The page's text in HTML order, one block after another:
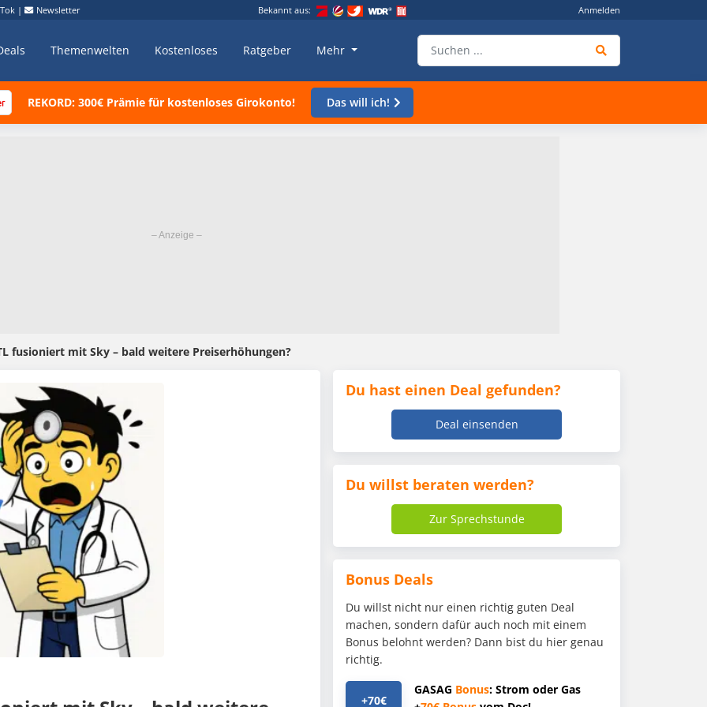
| Newsletter Bekannt aus: Anmelden
Themenwelten Kostenloses Ratgeber Mehr
REKORD: 300€ Prämie für kostenloses Girokonto! Das will ich!
fusioniert mit Sky – bald weitere Preiserhöhungen?
Du hast einen Deal gefunden?
Deal einsenden
Du willst beraten werden?
Zur Sprechstunde
Bonus Deals
Du willst nicht nur einen richtig guten Deal
machen, sondern dafür auch noch mit einem
Bonus belohnt werden? Dann bist du hier genau
richtig.
+70€
GASAG Bonus: Strom oder Gas